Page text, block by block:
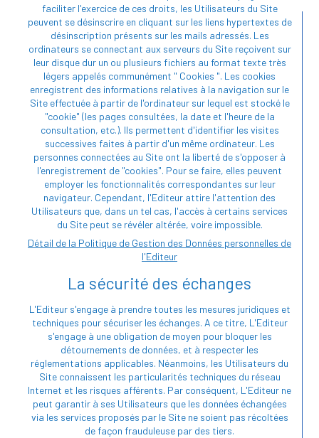
faciliter l'exercice de ces droits, les Utilisateurs du Site
peuvent se désinscrire en cliquant sur les liens hypertextes de
désinscription présents sur les mails adressés. Les
ordinateurs se connectant aux serveurs du Site reçoivent sur
leur disque dur un ou plusieurs fichiers au format texte très
légers appelés communément " Cookies ". Les cookies
enregistrent des informations relatives à la navigation sur le
Site effectuée à partir de l'ordinateur sur lequel est stocké le
"cookie" (les pages consultées, la date et l'heure de la
consultation, etc.). Ils permettent d'identifier les visites
successives faites à partir d'un même ordinateur. Les
personnes connectées au Site ont la liberté de s'opposer à
l'enregistrement de "cookies". Pour se faire, elles peuvent
employer les fonctionnalités correspondantes sur leur
navigateur. Cependant, l'Editeur attire l'attention des
Utilisateurs que, dans un tel cas, l'accès à certains services
du Site peut se révéler altérée, voire impossible.
Détail de la Politique de Gestion des Données personnelles de
l'Editeur
La sécurité des échanges
L'Editeur s'engage à prendre toutes les mesures juridiques et
techniques pour sécuriser les échanges. A ce titre, L'Editeur
s'engage à une obligation de moyen pour bloquer les
détournements de données, et à respecter les
réglementations applicables. Néanmoins, les Utilisateurs du
Site connaissent les particularités techniques du réseau
Internet et les risques afférents. Par conséquent, L'Editeur ne
peut garantir à ses Utilisateurs que les données échangées
via les services proposés par le Site ne soient pas récoltées
de façon frauduleuse par des tiers.